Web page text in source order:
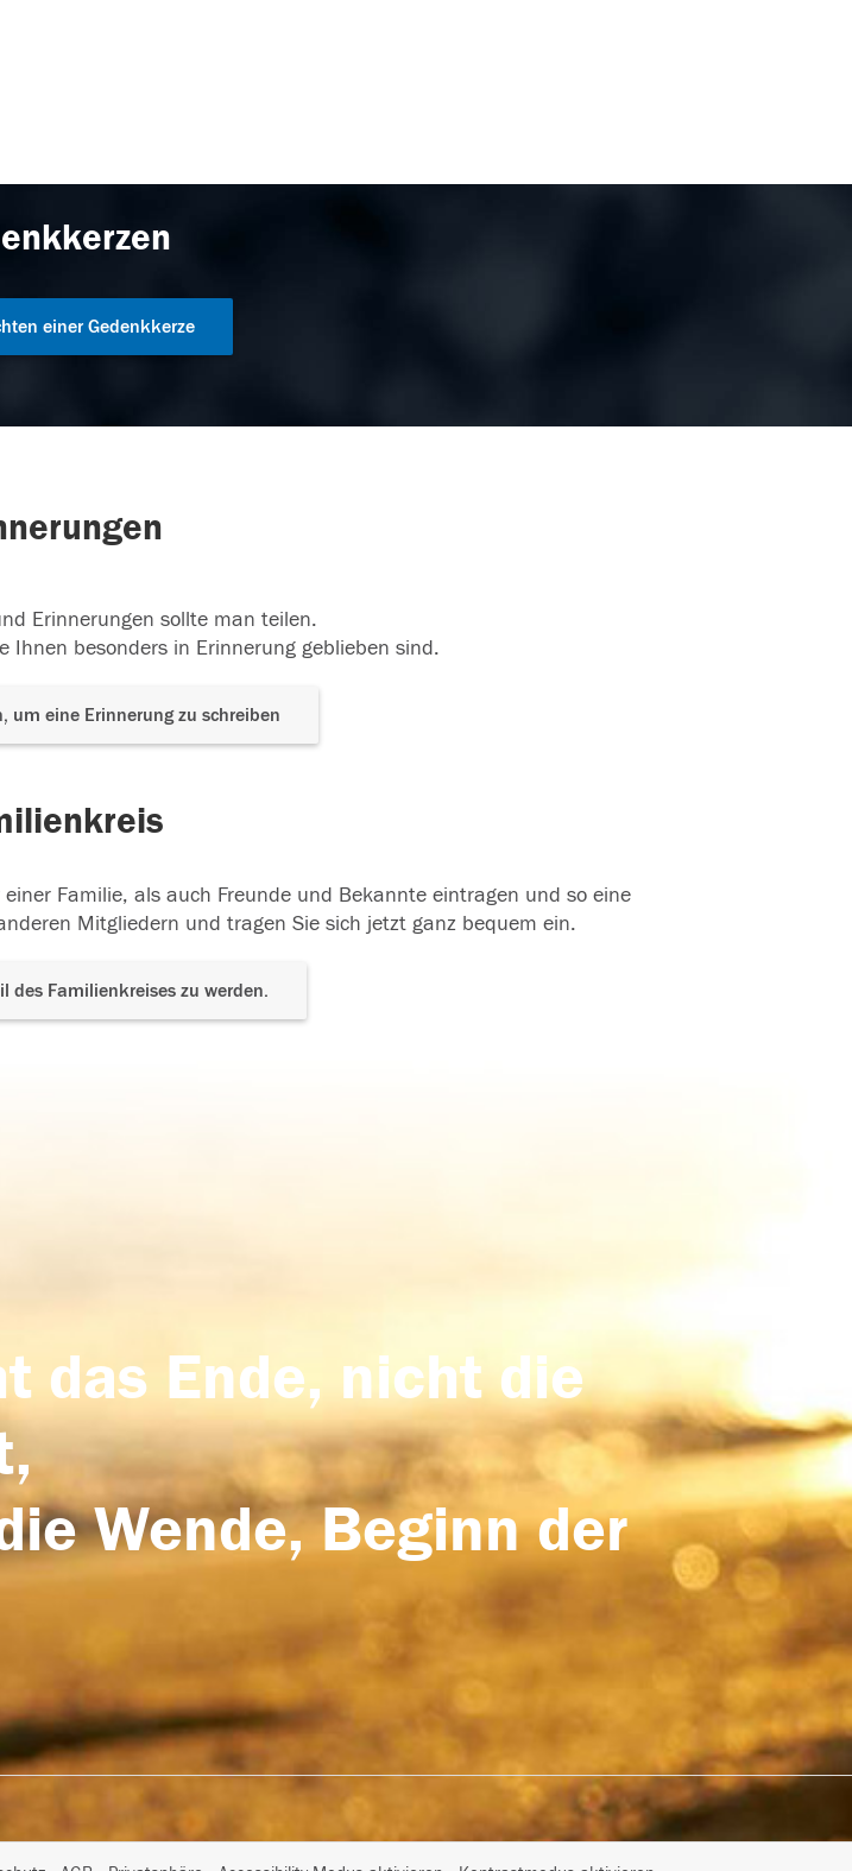
einer Gedenkkerze
Erinnerungen sollte man teilen.
Ihnen besonders in Erinnerung geblieben sind.
um eine Erinnerung zu schreiben
Familie, als auch Freunde und Bekannte eintragen und so eine
Mitgliedern und tragen Sie sich jetzt ganz bequem ein.
des Familienkreises zu werden.
das Ende, nicht die
Wende, Beginn der